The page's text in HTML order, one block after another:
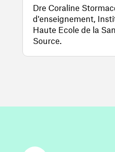
Dre Coraline
d'enseignement,
Haute Ecole de la
Source.